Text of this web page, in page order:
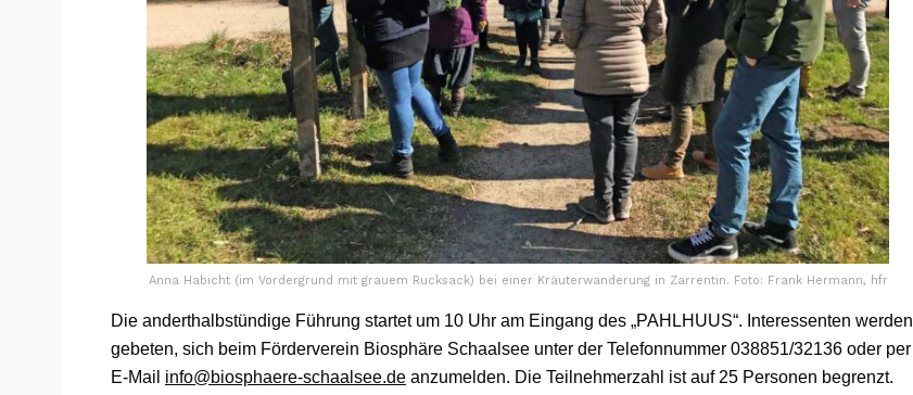
Anna Habicht (im Vordergrund mit grauem Rucksack) bei einer Kräuterwanderung in Zarrentin. Foto: Frank Hermann, hfr
Die anderthalbstündige Führung startet um 10 Uhr am Eingang des „PAHLHUUS“. Interessenten werden
gebeten, sich beim Förderverein Biosphäre Schaalsee unter der Telefonnummer 038851/32136 oder per
E-Mail info@biosphaere-schaalsee.de anzumelden. Die Teilnehmerzahl ist auf 25 Personen begrenzt.